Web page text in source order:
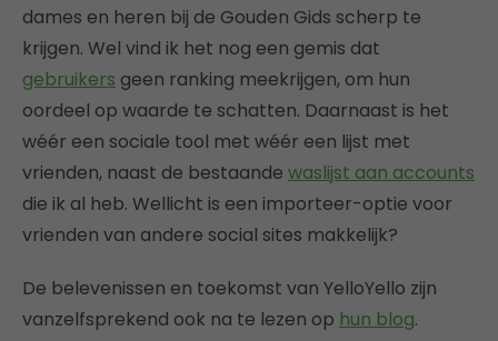
dames en heren bij de Gouden Gids scherp te
krijgen. Wel vind ik het nog een gemis dat
gebruikers geen ranking meekrijgen, om hun
oordeel op waarde te schatten. Daarnaast is het
wéér een sociale tool met wéér een lijst met
vrienden, naast de bestaande waslijst aan accounts
die ik al heb. Wellicht is een importeer-optie voor
vrienden van andere social sites makkelijk?
De belevenissen en toekomst van YelloYello zijn
vanzelfsprekend ook na te lezen op hun blog.